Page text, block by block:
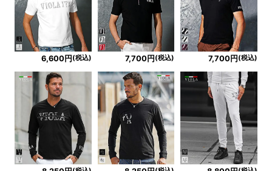
6,600円 (税込) 7,700円 (税込) 7,700円 (税込)